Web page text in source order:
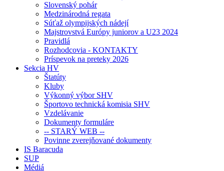
Slovenský pohár
Medzinárodná regata
Súťaž olympijských nádejí
Majstrovstvá Európy juniorov a U23 2024
Pravidlá
Rozhodcovia - KONTAKTY
Príspevok na preteky 2026
Sekcia HV
Štatúty
Kluby
Výkonný výbor SHV
Športovo technická komisia SHV
Vzdelávanie
Dokumenty formuláre
-- STARÝ WEB --
Povinne zverejňované dokumenty
IS Baracuda
SUP
Médiá